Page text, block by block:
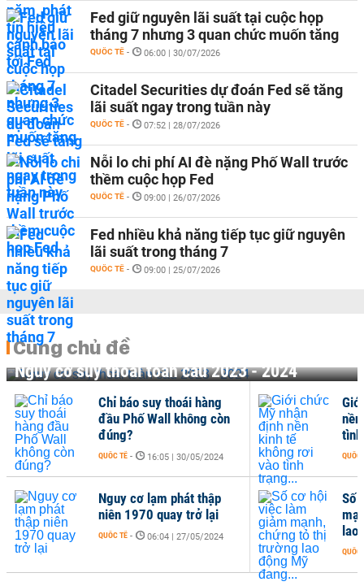
Fed giữ nguyên lãi suất tại cuộc họp
tháng 7 nhưng 3 quan chức muốn tăng
QUỐC TẾ - 06:00 | 30/07/2026
Citadel Securities dự đoán Fed sẽ tăng
lãi suất ngay trong tuần này
QUỐC TẾ - 07:52 | 28/07/2026
Nỗi lo chi phí AI đè nặng Phố Wall trước
thềm cuộc họp Fed
QUỐC TẾ - 09:00 | 26/07/2026
Fed nhiều khả năng tiếp tục giữ nguyên
lãi suất trong tháng 7
QUỐC TẾ - 09:00 | 25/07/2026
Cùng chủ đề
Nguy cơ suy thoái toàn cầu 2023 - 2024
Số
lao
QUỐC
Chỉ báo suy thoái hàng
đầu Phố Wall không còn
đúng?
QUỐC TẾ - 16:05 | 30/05/2024
Nguy cơ lạm phát thập
niên 1970 quay trở lại
QUỐC TẾ - 06:04 | 27/05/2024
QUỐC